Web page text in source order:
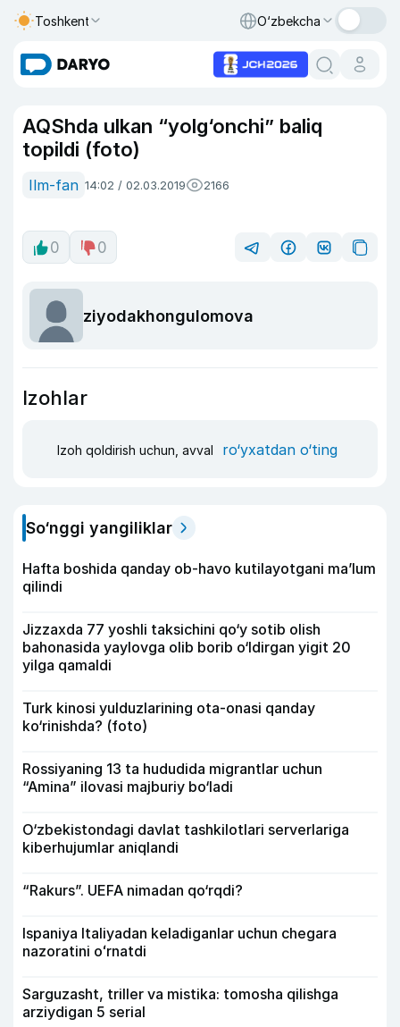
Toshkent O‘zbekcha
AQShda ulkan “yolg‘onchi” baliq
topildi (foto)
Ilm-fan 14:02 / 02.03.2019 2166
0 0
ziyodakhongulomova
Izohlar
Izoh qoldirish uchun, avval ro‘yxatdan o‘ting
So‘nggi yangiliklar
Hafta boshida qanday ob-havo kutilayotgani ma’lum
qilindi
Jizzaxda 77 yoshli taksichini qo‘y sotib olish
bahonasida yaylovga olib borib o‘ldirgan yigit 20
yilga qamaldi
Turk kinosi yulduzlarining ota-onasi qanday
ko‘rinishda? (foto)
Rossiyaning 13 ta hududida migrantlar uchun
“Amina” ilovasi majburiy bo‘ladi
O‘zbekistondagi davlat tashkilotlari serverlariga
kiberhujumlar aniqlandi
“Rakurs”. UEFA nimadan qo‘rqdi?
Ispaniya Italiyadan keladiganlar uchun chegara
nazoratini oʻrnatdi
Sarguzasht, triller va mistika: tomosha qilishga
arziydigan 5 serial